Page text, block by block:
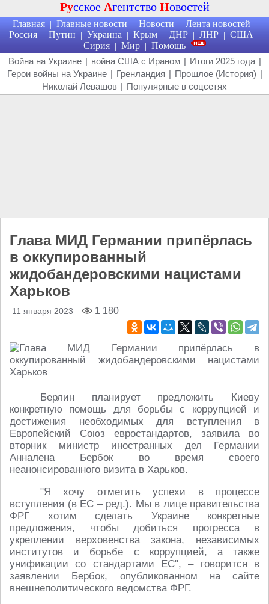
Русское Агентство Новостей
Главная | Главные новости | Новости | Лента новостей |
Россия | Путин | Украина | Крым | ДНР | ЛНР | США |
Сирия | Мир | Помощь
Война на Украине | война США с Ираном | Итоги 2025 года |
Герои войны на Украине | Гренландия | Прошлое (История) |
Николай Левашов | Популярные в соцсетях
Глава МИД Германии припёрлась
в оккупированный
жидобандеровскими нацистами
Харьков
11 января 2023 1 180
Берлин планирует предложить Киеву
конкретную помощь для борьбы с коррупцией и
достижения необходимых для вступления в
Европейский Союз евростандартов, заявила во
вторник министр иностранных дел Германии
Анналена Бербок во время своего
неанонсированного визита в Харьков.
"Я хочу отметить успехи в процессе
вступления (в ЕС – ред.). Мы в лице правительства
ФРГ хотим сделать Украине конкретные
предложения, чтобы добиться прогресса в
укреплении верховенства закона, независимых
институтов и борьбе с коррупцией, а также
унификации со стандартами ЕС", – говорится в
заявлении Бербок, опубликованном на сайте
внешнеполитического ведомства ФРГ.